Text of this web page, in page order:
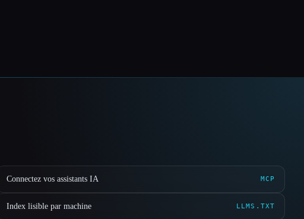
Connectez vos assistants IA MCP
Index lisible par machine LLMS.TXT